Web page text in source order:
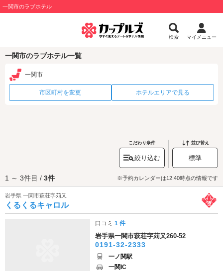
一関市のラブホテル
検索 マイメニュー
一関市のラブホテル一覧
一関市
市区町村を変更 ホテルエリアで見る
こだわり条件
絞り込む
並び替え
標準
1 ～ 3件目 / 3件 ※予約カレンダーは12:40時点の情報です
岩手県 一関市萩荘字苅又
くるくるキャロル
口コミ1 件
岩手県一関市萩荘字苅又260-52
0191-32-2333
一ノ関駅
一関IC